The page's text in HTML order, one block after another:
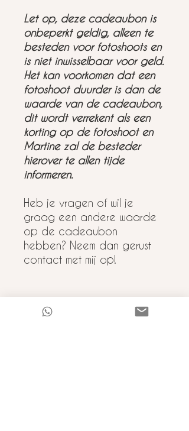
Let op, deze cadeaubon is
onbeperkt geldig, alleen te
besteden voor fotoshoots en
is niet inwisselbaar voor geld.
Het kan voorkomen dat een
fotoshoot duurder is dan de
waarde van de cadeaubon,
dit wordt verrekent als een
korting op de fotoshoot en
Martine zal de besteder
hierover te allen tijde
informeren.
Heb je vragen of wil je
graag een andere waarde
op de cadeaubon
hebben? Neem dan gerust
contact met mij op!
Retourneren